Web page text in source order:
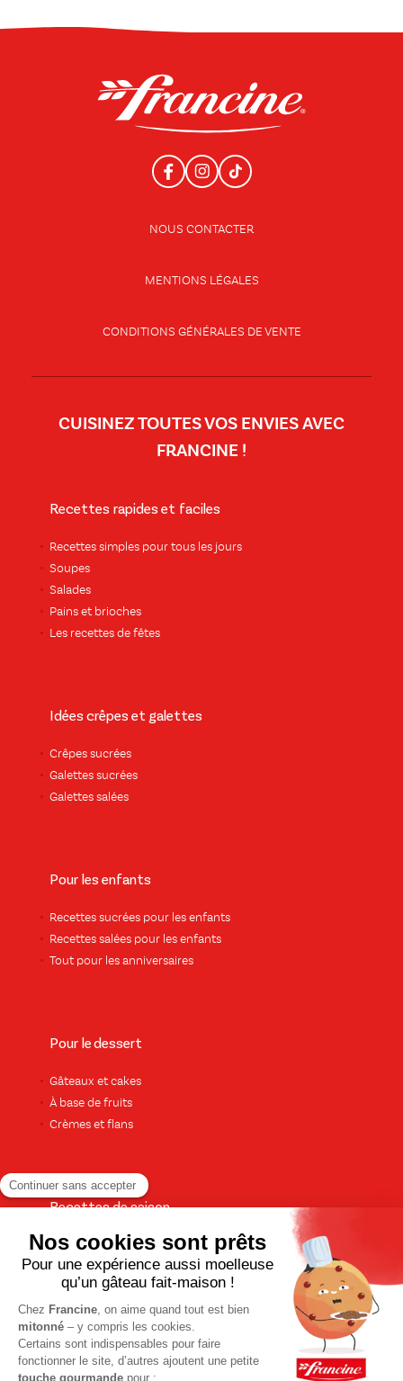
NOUS CONTACTER
MENTIONS LÉGALES
CONDITIONS GÉNÉRALES DE VENTE
CUISINEZ TOUTES VOS ENVIES AVEC
FRANCINE !
Recettes rapides et faciles
Recettes simples pour tous les jours
Soupes
Salades
Pains et brioches
Les recettes de fêtes
Idées crêpes et galettes
Crêpes sucrées
Galettes sucrées
Galettes salées
Pour les enfants
Recettes sucrées pour les enfants
Recettes salées pour les enfants
Tout pour les anniversaires
Pour le dessert
Gâteaux et cakes
À base de fruits
Crèmes et flans
Recettes de saison
Printemps
Été
Automne
Hiver